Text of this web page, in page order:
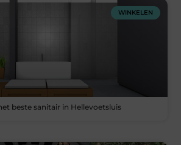
WINKELEN
beste sanitair in Hellevoetsluis